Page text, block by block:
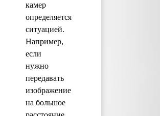
камер
определяется
ситуацией.
Например,
если
нужно
передавать
изображение
на большое